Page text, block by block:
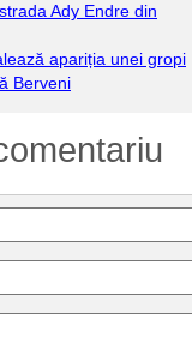
Ady Endre din
apariția unei gropi
Berveni